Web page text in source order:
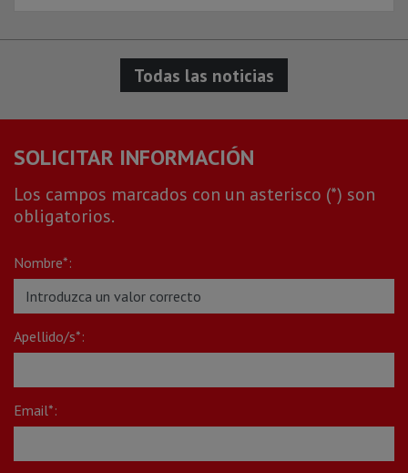
Todas las noticias
SOLICITAR INFORMACIÓN
Los campos marcados con un asterisco (*) son
obligatorios.
Nombre*:
Apellido/s*:
Email*: